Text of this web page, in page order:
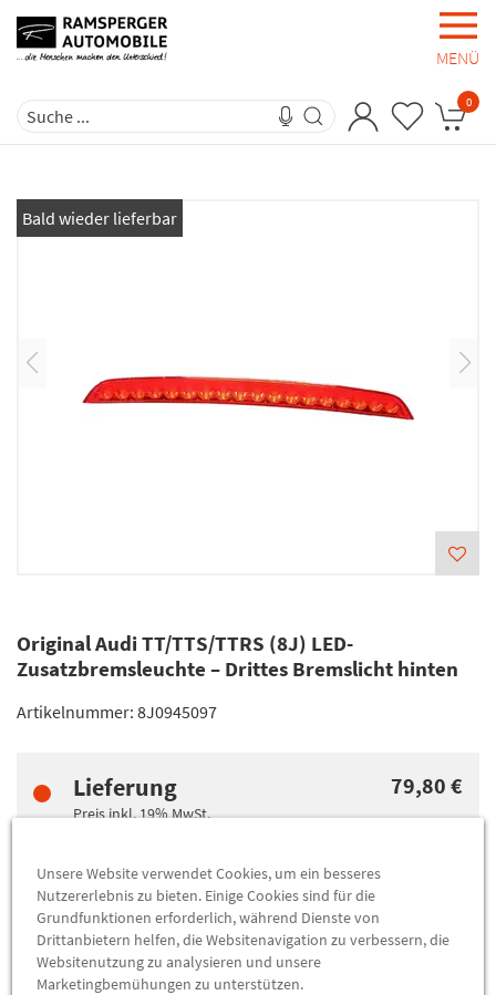
MENÜ
0
Bald wieder lieferbar
Original Audi TT/TTS/TTRS (8J) LED-
Zusatzbremsleuchte – Drittes Bremslicht hinten
Artikelnummer: 8J0945097
Lieferung
Preis inkl.19%MwSt.
79,80 €
Abholung
Preis inkl.19%MwSt.
Abholbar andiesen Standorten
Unsere Website verwendet Cookies, um ein besseres
Nutzererlebnis zu bieten. Einige Cookies sind für die
Grundfunktionen erforderlich, während Dienste von
Drittanbietern helfen, die Websitenavigation zu verbessern, die
Websitenutzung zu analysieren und unsere
Marketingbemühungen zu unterstützen.